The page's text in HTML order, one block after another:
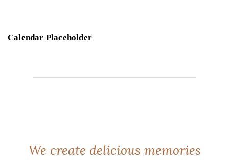
Calendar Placeholder
We create delicious memories